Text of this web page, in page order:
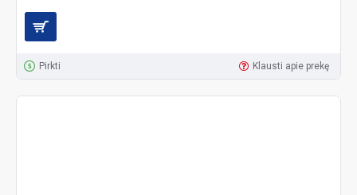
Pirkti Klausti apie prekę